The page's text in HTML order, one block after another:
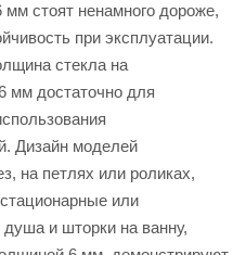
стоят ненамного дороже,
при эксплуатации.
стекла на
мм достаточно для
Дизайн моделей
на петлях или роликах,
или
и шторки на ванну,